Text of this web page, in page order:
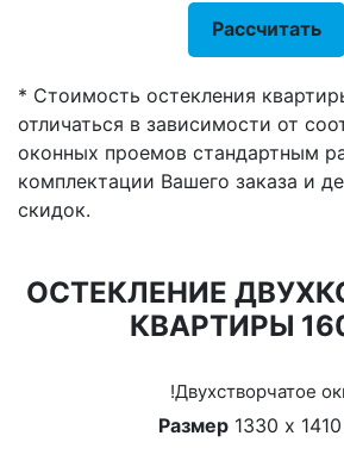
Рассчитать
* Стоимость остекления
отличаться в зависимости от
оконных проемов стандартным
комплектации Вашего заказа и
скидок.
ОСТЕКЛЕНИЕ
КВАРТИРЫ
!Двухстворчатое
Размер1330 х